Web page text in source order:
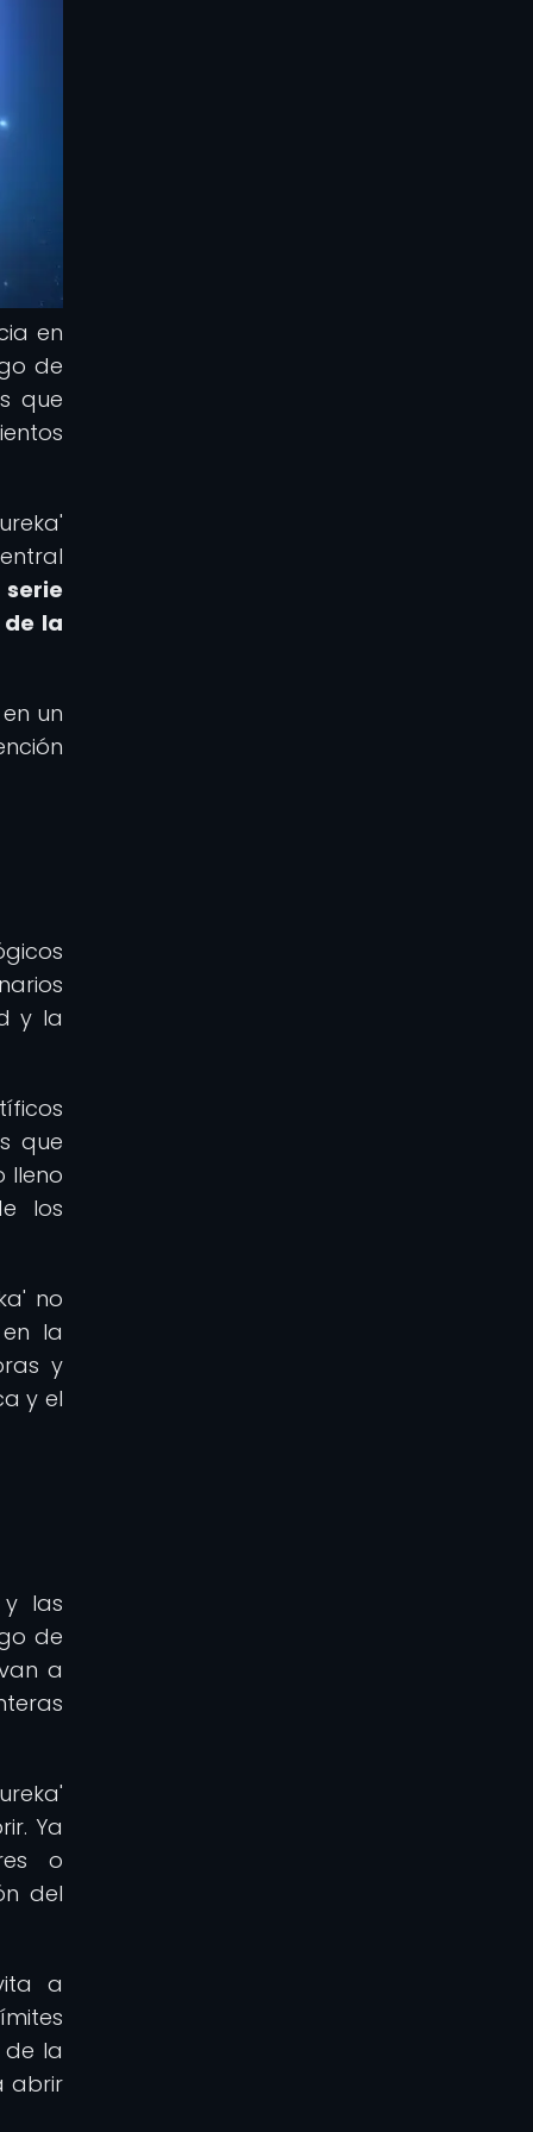
en
de
que
la
un
y la
que
lleno
los
no
la
y
y el
y las
de
a
Ya
o
del
a
la
abrir